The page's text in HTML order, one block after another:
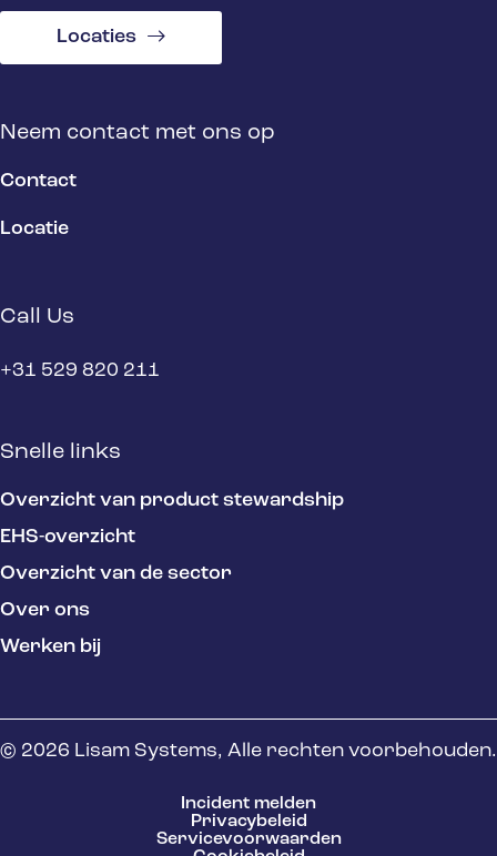
Locaties
Neem contact met ons op
Contact
Locatie
Call Us
+31 529 820 211
Snelle links
Overzicht van product stewardship
EHS-overzicht
Overzicht van de sector
Over ons
Werken bij
© 2026 Lisam Systems, Alle rechten voorbehouden.
Incident melden
Privacybeleid
Servicevoorwaarden